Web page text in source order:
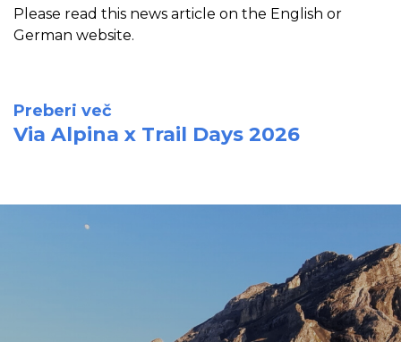
Please read this news article on the English or
German website.
Preberi več
Via Alpina x Trail Days 2026